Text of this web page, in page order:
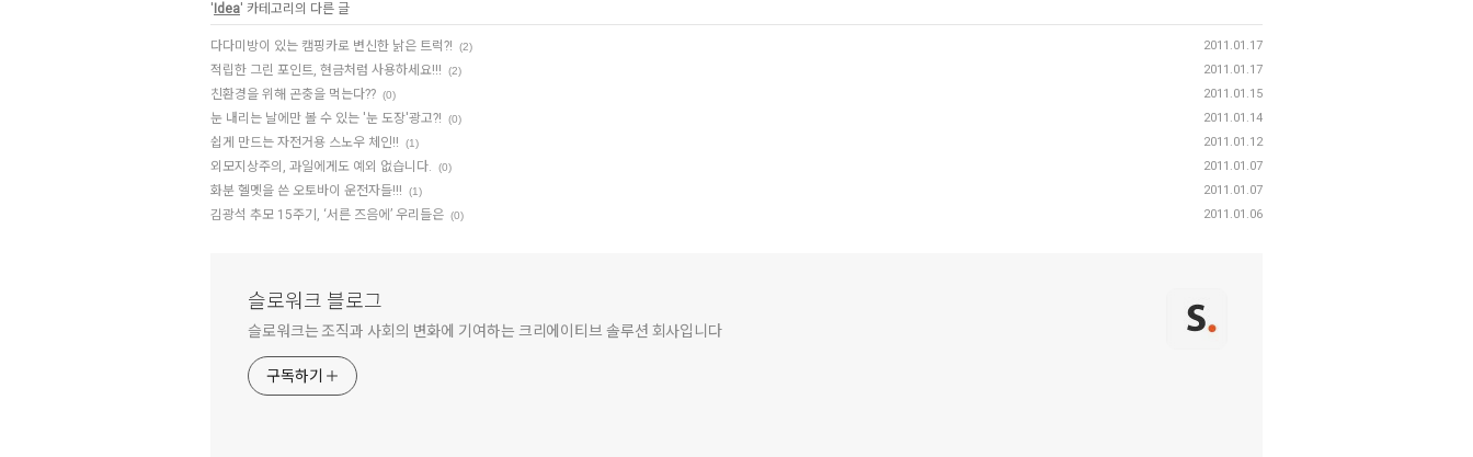
' Idea' 카테고리의 다른 글
다다미방이 있는 캠핑카로 변신한 낡은 트럭?! (2) 2011.01.17
적립한 그린 포인트, 현금처럼 사용하세요!!! (2) 2011.01.17
친환경을 위해 곤충을 먹는다?? (0) 2011.01.15
눈 내리는 날에만 볼 수 있는 '눈 도장'광고?! (0) 2011.01.14
쉽게 만드는 자전거용 스노우 체인!! (1) 2011.01.12
외모지상주의, 과일에게도 예외 없습니다. (0) 2011.01.07
화분 헬멧을 쓴 오토바이 운전자들!!! (1) 2011.01.07
김광석 추모 15주기, ‘서른 즈음에’ 우리들은 (0) 2011.01.06
슬로워크 블로그
슬로워크는 조직과 사회의 변화에 기여하는 크리에이티브 솔루션 회사입니다
구독하기